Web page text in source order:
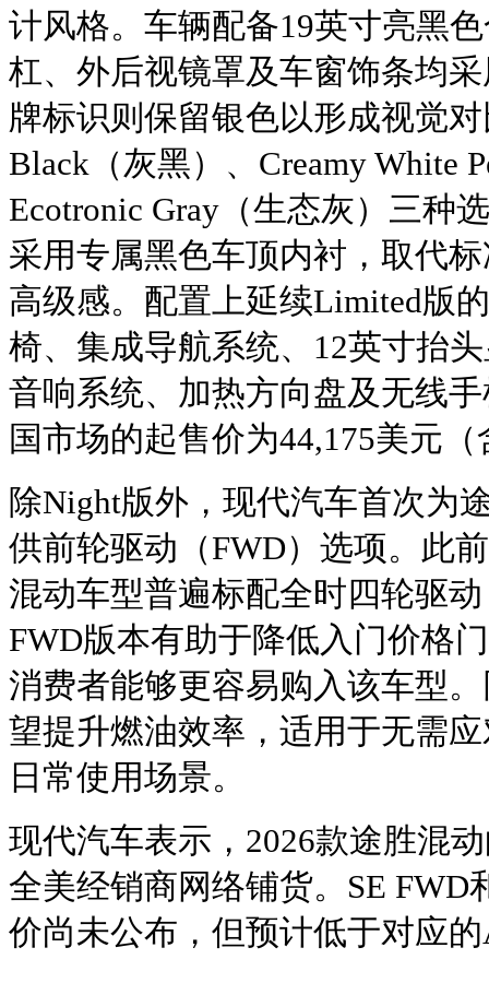
计风格。车辆配备19英寸亮黑
杠、外后视镜罩及车窗饰条均
牌标识则保留银色以形成视觉
Black（灰黑）、Creamy White
Ecotronic Gray（生态灰）三种
采用专属黑色车顶内衬，取代
高级感。配置上延续Limited版
椅、集成导航系统、12英寸抬
音响系统、加热方向盘及无线
国市场的起售价为44,175美元
除Night版外，现代汽车首次为
供前轮驱动（FWD）选项。此
混动车型普遍标配全时四轮驱
FWD版本有助于降低入门价格
消费者能够更容易购入该车型
望提升燃油效率，适用于无需
日常使用场景。
现代汽车表示，2026款途胜混
全美经销商网络铺货。SE FWD
价尚未公布，但预计低于对应